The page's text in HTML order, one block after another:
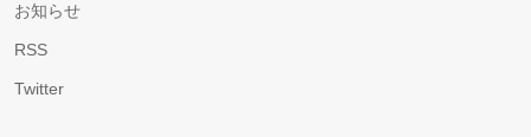
お知らせ
RSS
Twitter